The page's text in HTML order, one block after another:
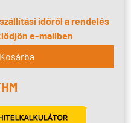
időről a rendelés
e-mailben
Kosárba